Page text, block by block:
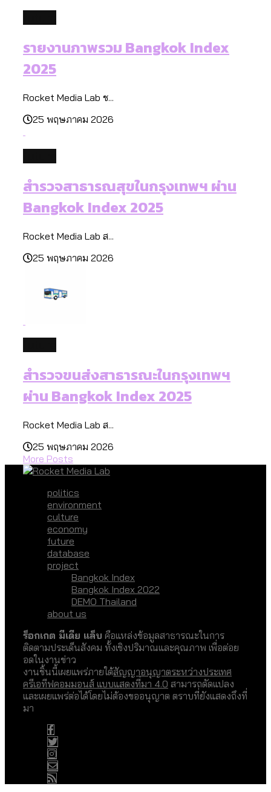
รายงานภาพรวม Bangkok Index
2025
Rocket Media Lab ช...
25 พฤษภาคม 2026
สำรวจสาธารณสุขในกรุงเทพฯ ผ่าน
Bangkok Index 2025
Rocket Media Lab ส...
25 พฤษภาคม 2026
สำรวจขนส่งสาธารณะในกรุงเทพฯ
ผ่าน Bangkok Index 2025
Rocket Media Lab ส...
25 พฤษภาคม 2026
More Posts
politics
environment
culture
economy
future
database
project
Bangkok Index
Bangkok Index 2022
DEMO Thailand
about us
ร็อกเกต มีเดีย แล็บ คือแหล่งข้อมูลสาธารณะในการ
ติดตามประเด็นสังคม ทั้งเชิงปริมาณและคุณภาพ เพื่อต่อย
อดในงานข่าว
งานชิ้นนี้เผยแพร่ภายใต้สัญญาอนุญาตระหว่างประเทศ
ครีเอทีฟคอมมอนส์ แบบแสดงที่มา 4.0 สามารถดัดแปลง
และเผยแพร่ต่อได้โดยไม่ต้องขออนุญาต ตราบที่ยังแสดงถึงที่
มา